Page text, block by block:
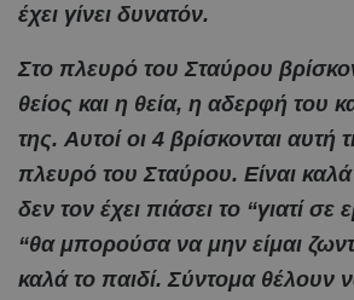
έχει γίνει δυνατόν.
Στο πλευρό του Σταύρου
θείος και η θεία, η αδερφή του
της. Αυτοί οι 4 βρίσκονται αυτή
πλευρό του Σταύρου. Είναι
δεν τον έχει πιάσει το “γιατί σε
“θα μπορούσα να μην είμαι
καλά το παιδί. Σύντομα θέλουν